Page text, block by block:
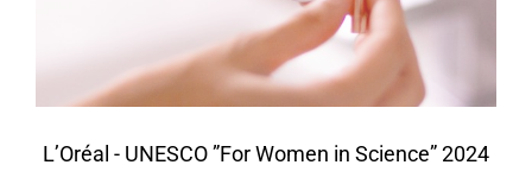
L’Oréal - UNESCO ”For Women in Science” 2024